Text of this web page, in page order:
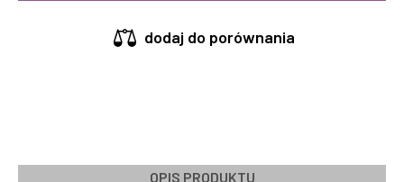
dodaj do porównania
OPIS PRODUKTU